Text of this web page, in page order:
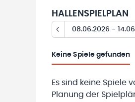
HALLENSPIELPLAN
08.06.2026 -
Keine Spiele gefunden
Es sind keine Spiele
Planung der